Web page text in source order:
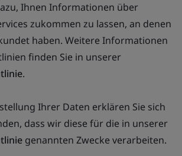
Ihnen Informationen über
zukommen zu lassen, an denen
haben. Weitere Informationen
finden Sie in unserer
.
Ihrer Daten erklären Sie sich
dass wir diese für die in unserer
genannten Zwecke verarbeiten.